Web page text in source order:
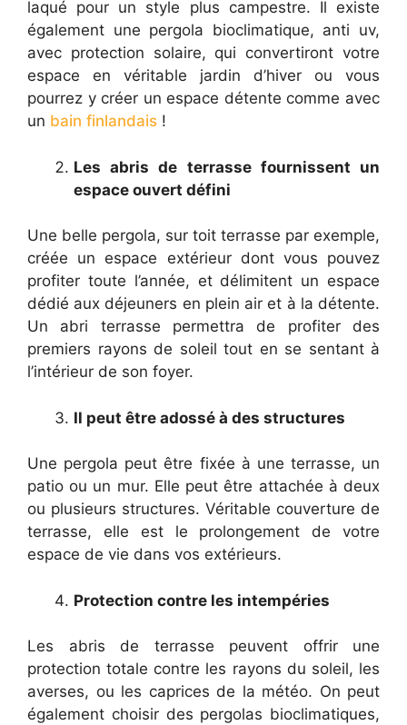
laqué pour un style plus campestre. Il existe
également une pergola bioclimatique, anti uv,
avec protection solaire, qui convertiront votre
espace en véritable jardin d’hiver ou vous
pourrez y créer un espace détente comme avec
un bain finlandais !
Les abris de terrasse fournissent un
espace ouvert défini
Une belle pergola, sur toit terrasse par exemple,
créée un espace extérieur dont vous pouvez
profiter toute l’année, et délimitent un espace
dédié aux déjeuners en plein air et à la détente.
Un abri terrasse permettra de profiter des
premiers rayons de soleil tout en se sentant à
l’intérieur de son foyer.
Il peut être adossé à des structures
Une pergola peut être fixée à une terrasse, un
patio ou un mur. Elle peut être attachée à deux
ou plusieurs structures. Véritable couverture de
terrasse, elle est le prolongement de votre
espace de vie dans vos extérieurs.
Protection contre les intempéries
Les abris de terrasse peuvent offrir une
protection totale contre les rayons du soleil, les
averses, ou les caprices de la météo. On peut
également choisir des pergolas bioclimatiques,